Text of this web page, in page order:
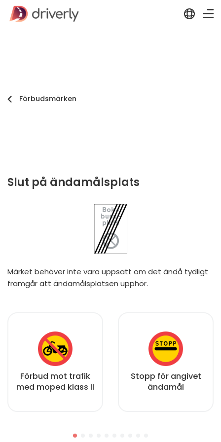
Förbudsmärken
Slut på ändamålsplats
Märket behöver inte vara uppsatt om det ändå tydligt
framgår att ändamålsplatsen upphör.
Förbud mot trafik
med moped klass II
Stopp för angivet
ändamål